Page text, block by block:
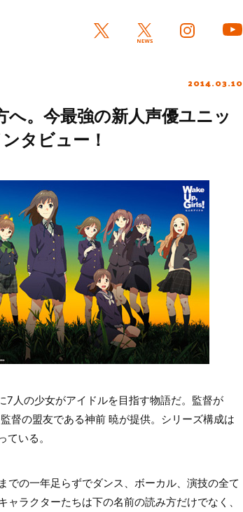
2014.03.10
。今最強の新人声優ユニッ
タビュー！
7人の少女がアイドルを目指す物語だ。監督が
督の盟友である神前 暁が提供。シリーズ構成は
いる。
での一年足らずでダンス、ボーカル、演技の全て
ラクターたちは下の名前の読み方だけでなく、